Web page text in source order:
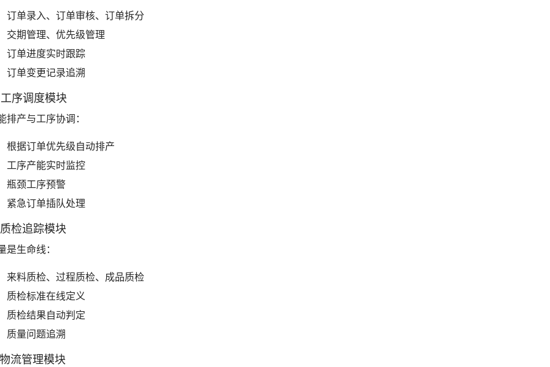
订单录入、订单审核、订单拆分
交期管理、优先级管理
订单进度实时跟踪
订单变更记录追溯
序调度模块
排产与工序协调：
根据订单优先级自动排产
工序产能实时监控
瓶颈工序预警
紧急订单插队处理
检追踪模块
是生命线：
来料质检、过程质检、成品质检
质检标准在线定义
质检结果自动判定
质量问题追溯
流管理模块